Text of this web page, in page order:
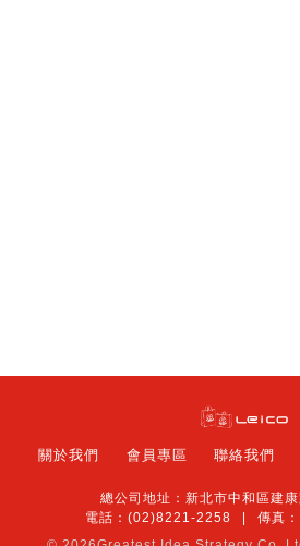
關於我們 會員專區 聯絡我們
總公司地址：新北市中和區建
電話：(02)8221-2258
傳真